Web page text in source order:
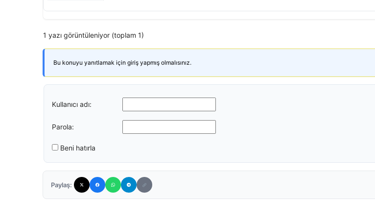
1 yazı görüntüleniyor (toplam 1)
Bu konuyu yanıtlamak için giriş yapmış olmalısınız.
Kullanıcı adı:
Parola:
Beni hatırla
Paylaş: